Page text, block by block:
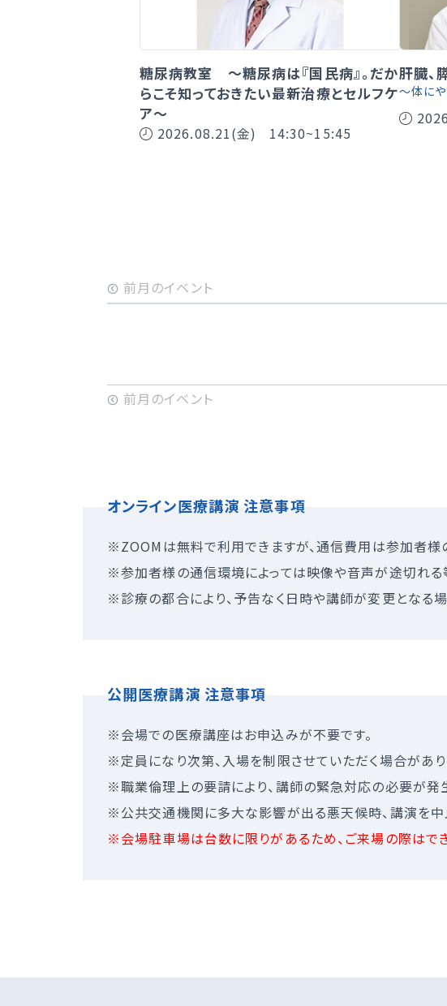
糖尿病教室 ～糖尿病は『国民病』。だか
らこそ知っておきたい最新治療とセルフケ
ア～
2026.08.21(金) 14:30~15:45
肝臓、
～体に
オンライン医療講演 注意事項
※ZOOMは無料で利用できますが、通信費用は参加者様
※参加者様の通信環境によっては映像や音声が途切れる
※診療の都合により、予告なく日時や講師が変更となる場
公開医療講演 注意事項
※会場での医療講座はお申込みが不要です。
※定員になり次第、入場を制限させていただく場合があり
※職業倫理上の要請により、講師の緊急対応の必要が発
※公共交通機関に多大な影響が出る悪天候時、講演を中
※会場駐車場は台数に限りがあるため、ご来場の際はで